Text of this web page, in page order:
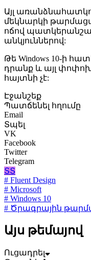
Այլ
մեկնարկի
ոճով
անկյուններով:
Թե Windows 10-ի
դրանք և այլ
հայտնի չէ:
Էջանշեք
Պատճենել հղումը
Email
Տպել
VK
Facebook
Twitter
Telegram
ՏՏ
# Fluent Design
# Microsoft
# Windows 10
# Ծրագրային
Այս թեմայով
Ուցադրել